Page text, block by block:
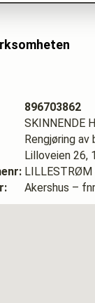
896703862
SKINNENDE
Rengjøring av
Lilloveien 26,
LILLESTRØM
Akershus –